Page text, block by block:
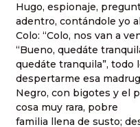
Hugo, espionaje,
adentro, contándole yo al
Colo: “Colo, nos van a
“Bueno, quedáte
quedáte tranquila”, todo
despertarme esa
Negro, con bigotes y el
cosa muy rara, pobre
familia llena de susto;